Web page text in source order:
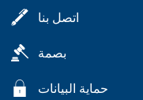
اتصل بنا
بصمة
حماية البيانات